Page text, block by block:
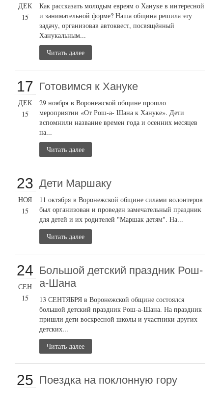
ДЕК
15
Как рассказать молодым евреям о Хануке в интересной
и занимательной форме? Наша община решила эту
задачу, организовав автоквест, посвящённый
Ханукальным...
Читать далее
17
ДЕК
15
Готовимся к Хануке
29 ноября в Воронежской общине прошло
мероприятии «От Рош-а- Шана к Хануке». Дети
вспомнили название времен года и осенних месяцев
на...
Читать далее
23
НОЯ
15
Дети Маршаку
11 октября в Воронежской общине силами волонтеров
был организован и проведен замечательный праздник
для детей и их родителей "Маршак детям". На...
Читать далее
24
СЕН
15
Большой детский праздник Рош-
а-Шана
13 СЕНТЯБРЯ в Воронежской общине состоялся
большой детский праздник Рош-а-Шана. На праздник
пришли дети воскресной школы и участники других
детских...
Читать далее
25 Поездка на поклонную гору